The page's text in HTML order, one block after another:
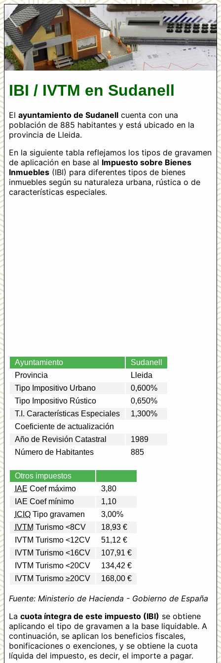
IBI / IVTM en Sudanell
El ayuntamiento de Sudanellcuenta con una
población de 885 habitantes y está ubicado en la
provincia de Lleida.
En la siguiente tabla reflejamos los tipos de gravamen
de aplicación en base al Impuesto sobre Bienes
Inmuebles(IBI) para diferentes tipos de bienes
inmuebles según su naturaleza urbana, rústica o de
características especiales.
Ayuntamiento
Sudanell
Provincia
Lleida
Tipo Impositivo Urbano
0,600%
Tipo Impositivo Rústico
0,650%
T.I. Características Especiales
1,300%
Coeficiente de actualización
Año de Revisión Catastral
1989
Número de Habitantes
885
Otros impuestos
IAE Coef máximo
3,80
IAE Coef mínimo
1,10
ICIOTipo gravamen
3,00%
IVTM Turismo <8CV
18,93 €
IVTM Turismo <12CV
51,12 €
IVTM Turismo <16CV
107,91 €
IVTM Turismo <20CV
134,42 €
IVTM Turismo ≥20CV
168,00 €
Fuente: Ministerio de Hacienda - Gobierno de España
La cuota íntegra de este impuesto (IBI) se obtiene
aplicando el tipo de gravamen a la base liquidable. A
continuación, se aplican los beneficios fiscales,
bonificaciones o exenciones, y se obtiene la cuota
líquida del impuesto, es decir, el importe a pagar.